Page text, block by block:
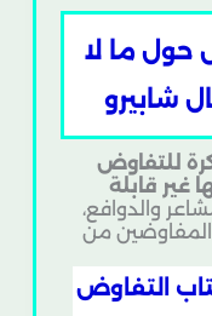
ما لا
شابيرو
للتفاوض
غير قابلة
والدوافع،
المفاوضين من
التفاوض